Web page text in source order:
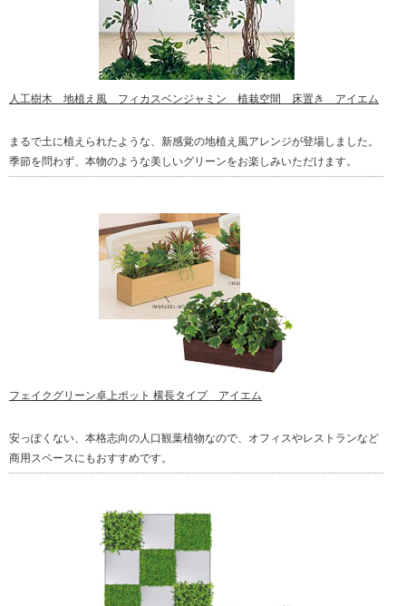
人工樹木 地植え風 フィカスベンジャミン 植栽空間 床置き アイエム
まるで土に植えられたような、新感覚の地植え風アレンジが登場しました。
季節を問わず、本物のような美しいグリーンをお楽しみいただけます。
フェイクグリーン卓上ポット 横長タイプ アイエム
安っぽくない、本格志向の人口観葉植物なので、オフィスやレストランなど
商用スペースにもおすすめです。